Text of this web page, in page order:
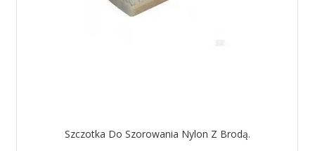
Szczotka Do Szorowania Nylon Z Brodą.